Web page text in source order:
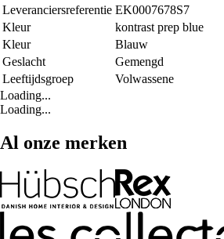
Leveranciersreferentie EK0007678S7
Kleur
kontrast prep blue
Kleur
Blauw
Geslacht
Gemengd
Leeftijdsgroep
Volwassene
Loading...
Loading...
Al onze merken